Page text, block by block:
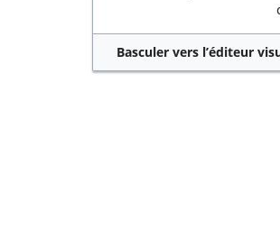
Basculer vers l’éditeur